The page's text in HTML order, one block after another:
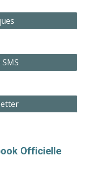
Officielle